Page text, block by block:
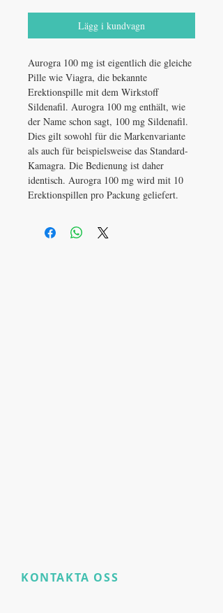
Lägg i kundvagn
Aurogra 100 mg ist eigentlich die gleiche
Pille wie Viagra, die bekannte
Erektionspille mit dem Wirkstoff
Sildenafil. Aurogra 100 mg enthält, wie
der Name schon sagt, 100 mg Sildenafil.
Dies gilt sowohl für die Markenvariante
als auch für beispielsweise das Standard-
Kamagra. Die Bedienung ist daher
identisch. Aurogra 100 mg wird mit 10
Erektionspillen pro Packung geliefert.
KONTAKTA OSS